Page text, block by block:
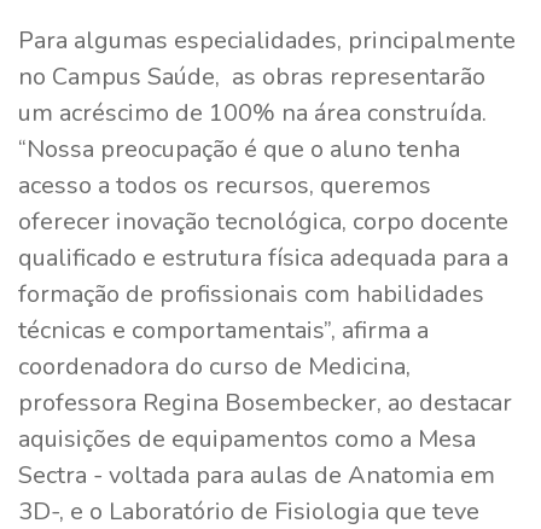
Para algumas especialidades, principalmente
no Campus Saúde, as obras representarão
um acréscimo de 100% na área construída.
“Nossa preocupação é que o aluno tenha
acesso a todos os recursos, queremos
oferecer inovação tecnológica, corpo docente
qualificado e estrutura física adequada para a
formação de profissionais com habilidades
técnicas e comportamentais”, afirma a
coordenadora do curso de Medicina,
professora Regina Bosembecker, ao destacar
aquisições de equipamentos como a Mesa
Sectra - voltada para aulas de Anatomia em
3D-, e o Laboratório de Fisiologia que teve